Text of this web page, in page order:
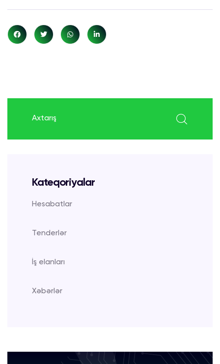
Kateqoriyalar
Hesabatlar
Tenderlər
İş elanları
Xəbərlər